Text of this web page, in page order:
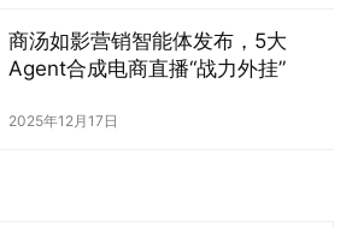
商汤如影营销智能体发布，5大
Agent合成电商直播“战力外挂”
2025年12月17日